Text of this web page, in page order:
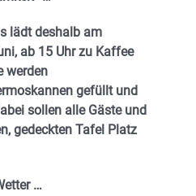
lädt deshalb am
ab 15 Uhr zu Kaffee
werden
gefüllt und
sollen alle Gäste und
gedeckten Tafel Platz
…